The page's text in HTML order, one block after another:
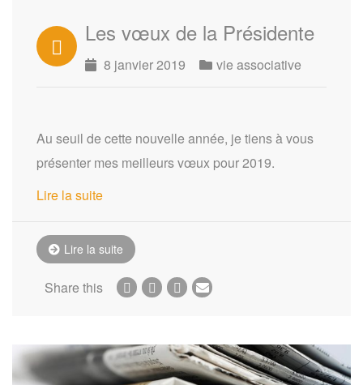
Les vœux de la Présidente
8 janvier 2019 vie associative
Au seuil de cette nouvelle année, je tiens à vous
présenter mes meilleurs vœux pour 2019.
Lire la suite
Lire la suite
Share this